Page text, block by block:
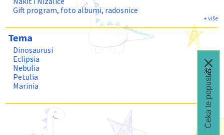
Gift program, foto albumi, radosnice
Figure i setovi
Kozmetički setovi i modni detalji
Školske pernice za dečake
Školske torbe za niže razrede devojčice
Rancevi za devojcice sa točkićima
DODATNA OPREMA ZA ŠKOLU
Torbe,neseseri,novčanici i drugi modni aksesoari
+ više
Tema
Dinosaurusi
Eclipsia
Nebulia
Petulia
Marinia
Iceana
Nebulous Stars škola
Novo Nebulous
+ više
Čeka te popust🎁